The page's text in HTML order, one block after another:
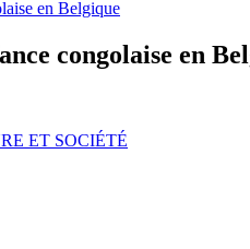
congolaise en
ET SOCIÉTÉ